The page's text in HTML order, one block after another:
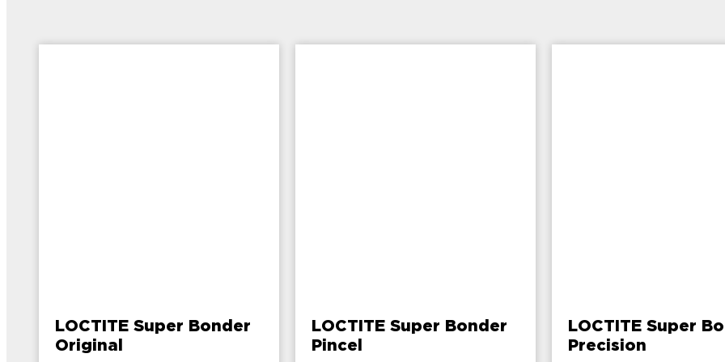
LOCTITE Super Bonder
Original
LOCTITE Super Bonder
Pincel
LOCTITE Super
Precision